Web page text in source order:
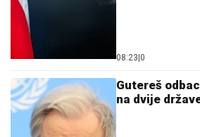
08:23 0
Gutereš
na dvije